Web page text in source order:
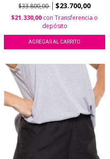
$33.800,00
$23.700,00
$21.330,00 con Transferencia o
depósito
AGREGAR AL CARRITO